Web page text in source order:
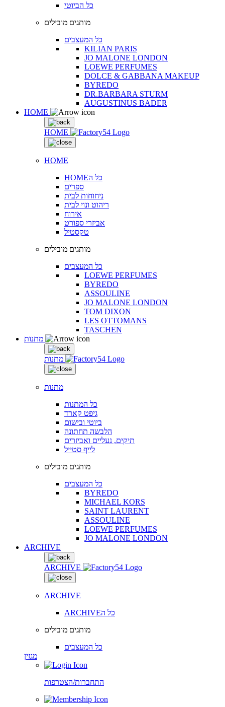
כל הביוטי
מותגים מובילים
כל המעצבים
KILIAN PARIS
JO MALONE LONDON
LOEWE PERFUMES
DOLCE & GABBANA MAKEUP
BYREDO
DR.BARBARA STURM
AUGUSTINUS BADER
HOME
HOME
HOME
HOMEכל ה
ספרים
ניחוחות לבית
ריהוט ונוי לבית
אירוח
אביזרי ספורט
טקסטיל
מותגים מובילים
כל המעצבים
LOEWE PERFUMES
BYREDO
ASSOULINE
JO MALONE LONDON
TOM DIXON
LES OTTOMANS
TASCHEN
מתנות
מתנות
כל המתנות
גיפט קארד
ביוטי ובישום
הלבשה תחתונה
תיקים, נעליים ואביזרים
לייף סטייל
מותגים מובילים
כל המעצבים
BYREDO
MICHAEL KORS
SAINT LAURENT
ASSOULINE
LOEWE PERFUMES
JO MALONE LONDON
ARCHIVE
ARCHIVE
ARCHIVE
ARCHIVEכל ה
מותגים מובילים
כל המעצבים
מגזין
התחברות/הצטרפות